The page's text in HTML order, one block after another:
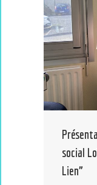
social
Lien”